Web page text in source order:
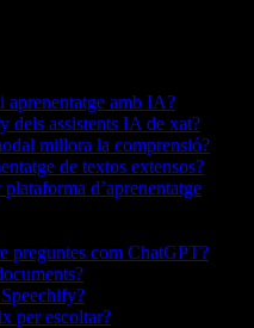
amb IA?
dels assistents IA de xat?
millora la comprensió?
de textos extensos?
d’aprenentatge
preguntes com ChatGPT?
per escoltar?